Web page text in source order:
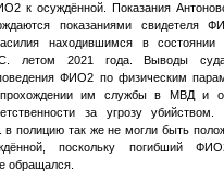
к осуждённой. Показания
показаниями свидетеля
находившимся в
летом 2021 года. Выводы
ФИО2 по физическим
им службы в МВД и о
за угрозу
в полицию так же не могли быть
поскольку погибший
обращался.